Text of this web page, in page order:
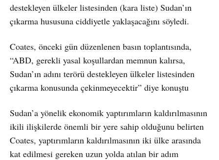
destekleyen ülkeler listesinden (kara liste) Sudan’ın
çıkarma hususuna ciddiyetle yaklaşacağını söyledi.
Coates, önceki gün düzenlenen basın toplantısında,
“ABD, gerekli yasal koşullardan memnun kalırsa,
Sudan’ın adını terörü destekleyen ülkeler listesinden
çıkarma konusunda çekinmeyecektir” diye konuştu
Sudan’a yönelik ekonomik yaptırımların kaldırılmasının
ikili ilişkilerde önemli bir yere sahip olduğunu belirten
Coates, yaptırımların kaldırılmasının iki ülke arasında
kat edilmesi gereken uzun yolda atılan bir adım